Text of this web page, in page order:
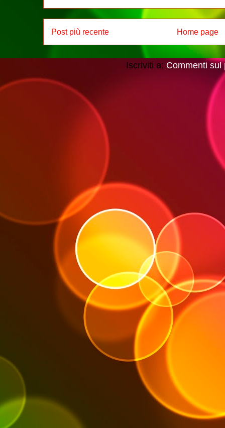
Post più recente Home page
Iscriviti a: Commenti sul